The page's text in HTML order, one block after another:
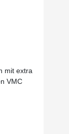
mit extra
VMC